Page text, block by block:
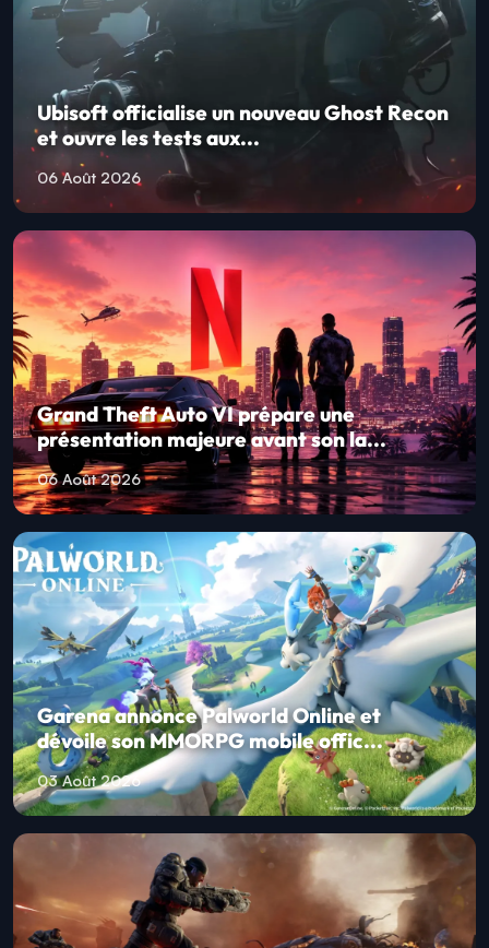
Ubisoft officialise un nouveau Ghost Recon
et ouvre les tests aux...
06 Août 2026
Grand Theft Auto VI prépare une
présentation majeure avant son la...
06 Août 2026
Garena annonce Palworld Online et
dévoile son MMORPG mobile offic...
03 Août 2026